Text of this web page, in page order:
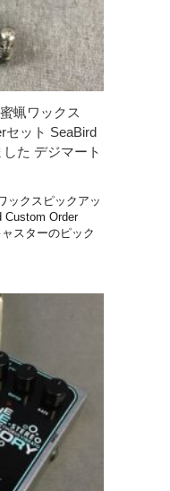
蝋ワックス
セット SeaBird
た デジマート
ックスピックアッ
Custom Order
スターのピック